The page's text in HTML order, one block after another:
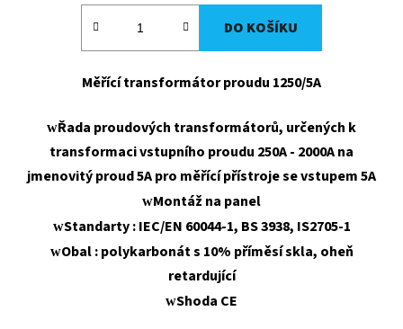
DO KOŠÍKU
Měřící transformátor proudu 1250/5A
wŘada proudových transformátorů, určených k
transformaci vstupního proudu 250A - 2000A na
jmenovitý proud 5A pro měřící přístroje se vstupem 5A
wMontáž na panel
wStandarty : IEC/EN 60044-1, BS 3938, IS2705-1
wObal : polykarbonát s 10% příměsí skla, oheň
retardující
wShoda CE